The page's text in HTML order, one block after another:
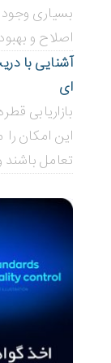
بسیاری وجود
اصلاح و
آشنایی با
ای
این امکان
تعامل باشند